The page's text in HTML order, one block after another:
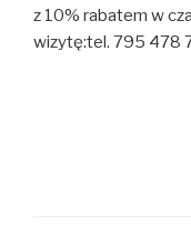
z 10% rabatem w
wizytę:tel. 795 478